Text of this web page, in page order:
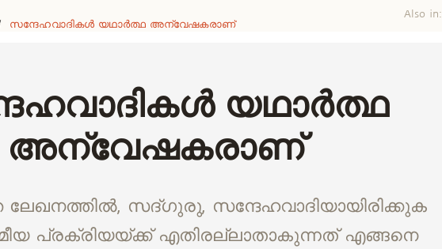
സന്ദേഹവാദികൾ യഥാർത്ഥ അന്വേഷകരാണ്
Also in:
യഥാർത്ഥ
അന്വേഷകരാണ്
സദ്ഗുരു, സന്ദേഹവാദിയായിരിക്കുക
പ്രക്രിയയ്ക്ക് എതിരല്ലാതാകുന്നത് എങ്ങനെ